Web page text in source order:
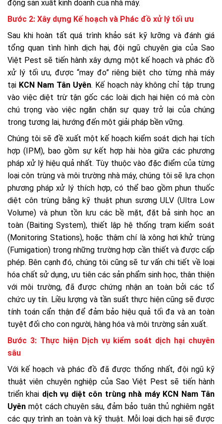
động sản xuất kinh doanh của nhà máy.
Bước 2: Xây dựng Kế hoạch và Phác đồ xử lý tối ưu
Sau khi hoàn tất quá trình khảo sát kỹ lưỡng và đánh giá
tổng quan tình hình dịch hại, đội ngũ chuyên gia của Sao
Việt Pest sẽ tiến hành xây dựng một kế hoạch và phác đồ
xử lý tối ưu, được “may đo” riêng biệt cho từng nhà máy
tại KCN Nam Tân Uyên. Kế hoạch này không chỉ tập trung
vào việc diệt trừ tận gốc các loài dịch hại hiện có mà còn
chú trọng vào việc ngăn chặn sự quay trở lại của chúng
trong tương lai, hướng đến một giải pháp bền vững.
Chúng tôi sẽ đề xuất một kế hoạch kiểm soát dịch hại tích
hợp (IPM), bao gồm sự kết hợp hài hòa giữa các phương
pháp xử lý hiệu quả nhất. Tùy thuộc vào đặc điểm của từng
loại côn trùng và môi trường nhà máy, chúng tôi sẽ lựa chọn
phương pháp xử lý thích hợp, có thể bao gồm phun thuốc
diệt côn trùng bằng kỹ thuật phun sương ULV (Ultra Low
Volume) và phun tồn lưu các bề mặt, đặt bả sinh học an
toàn (Baiting System), thiết lập hệ thống trạm kiểm soát
(Monitoring Stations), hoặc thậm chí là xông hơi khử trùng
(Fumigation) trong những trường hợp cần thiết và được cấp
phép. Bên cạnh đó, chúng tôi cũng sẽ tư vấn chi tiết về loại
hóa chất sử dụng, ưu tiên các sản phẩm sinh học, thân thiện
với môi trường, đã được chứng nhận an toàn bởi các tổ
chức uy tín. Liều lượng và tần suất thực hiện cũng sẽ được
tính toán cẩn thận để đảm bảo hiệu quả tối đa và an toàn
tuyệt đối cho con người, hàng hóa và môi trường sản xuất.
Bước 3: Thực hiện Dịch vụ kiểm soát dịch hại chuyên
sâu
Với kế hoạch và phác đồ đã được thống nhất, đội ngũ kỹ
thuật viên chuyên nghiệp của Sao Việt Pest sẽ tiến hành
triển khai dịch vụ diệt côn trùng nhà máy KCN Nam Tân
Uyên một cách chuyên sâu, đảm bảo tuân thủ nghiêm ngặt
các quy trình an toàn và kỹ thuật. Mỗi loại dịch hại sẽ được